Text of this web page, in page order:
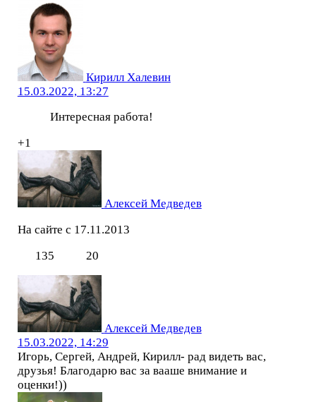
Кирилл Халевин
15.03.2022, 13:27
Интересная работа!
+1
Алексей Медведев
На сайте с 17.11.2013
135
20
Алексей Медведев
15.03.2022, 14:29
Игорь, Сергей, Андрей, Кирилл- рад видеть вас,
друзья! Благодарю вас за вааше внимание и
оценки!))